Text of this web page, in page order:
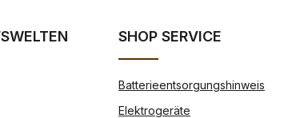
SHOP SERVICE
Batterieentsorgungshinweis
Elektrogeräte